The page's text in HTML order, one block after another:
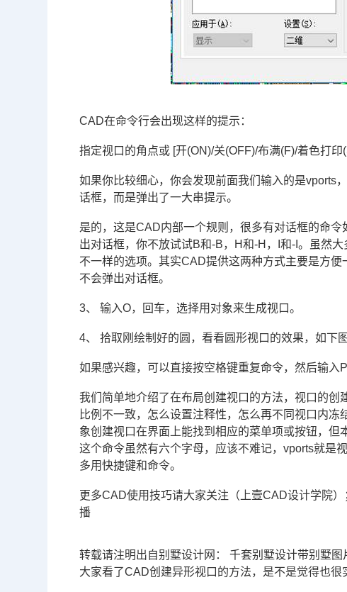
CAD在命令行会出现这样的提示：
指定视口的角点或 [开(ON)/关(OFF)/布满(F)/着色打
如果你比较细心，你会发现前面我们输入的是vports
话框，而是弹出了一大串提示。
是的，这是CAD内部一个规则，很多有对话框的命
出对话框，你不放试试B和-B，H和-H，I和-I。虽然
不一样的选项。其实CAD提供这两种方式主要是方
不会弹出对话框。
3、 输入O，回车，选择用对象来生成视口。
4、 拾取刚绘制好的圆，看看圆形视口的效果，如下图
如果感兴趣，可以直接按空格键重复命令，然后输入
我们简单地介绍了在布局创建视口的方法，视口的
比例不一致，怎么设置注释性，怎么再不同视口内
象创建视口在界面上能找到相应的菜单项或按钮，但
这个命令虽然有六个字母，应该不难记，vports就是
多用快捷键和命令。
更多CAD使用技巧请大家关注（上壹CAD设计学院
播
转载请注明出自别墅设计网： 千套别墅设计带别墅图
大家看了CAD创建异形视口的方法，是不是觉得也很